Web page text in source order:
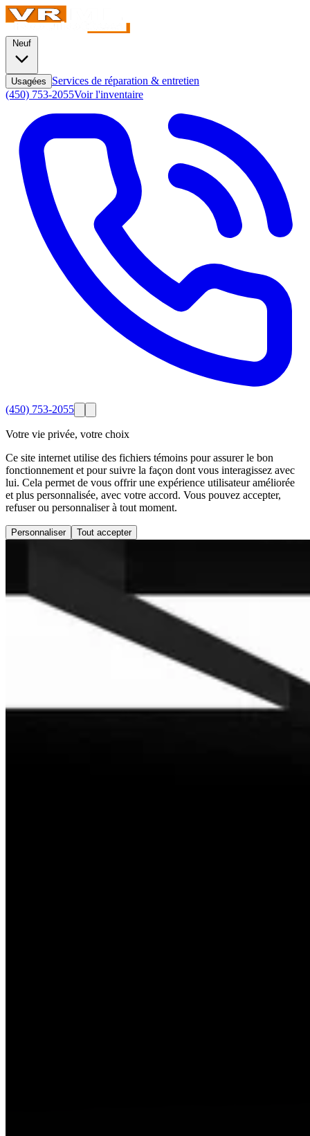
Neuf
Usagées
Services de réparation & entretien
(450) 753-2055Voir l'inventaire
(450) 753-2055
Votre vie privée, votre choix
Ce site internet utilise des fichiers témoins pour assurer le bon
fonctionnement et pour suivre la façon dont vous interagissez avec
lui. Cela permet de vous offrir une expérience utilisateur améliorée
et plus personnalisée, avec votre accord. Vous pouvez accepter,
refuser ou personnaliser à tout moment.
Personnaliser Tout accepter